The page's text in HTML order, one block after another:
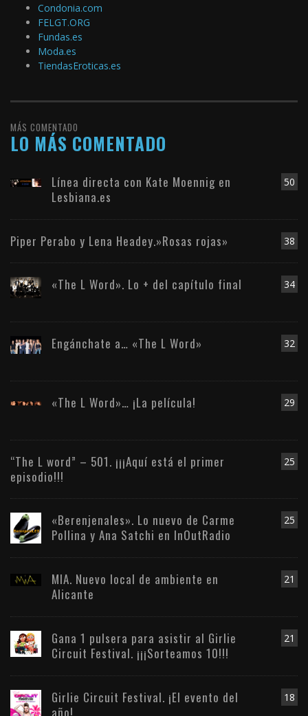
Condonia.com
FELGT.ORG
Fundas.es
Moda.es
TiendasEroticas.es
MÁS COMENTADO
LO MÁS COMENTADO
50
Línea directa con Kate Moennig en
Lesbiana.es
38
Piper Perabo y Lena Headey.»Rosas rojas»
34
«The L Word». Lo + del capítulo final
32
Engánchate a… «The L Word»
29
«The L Word»… ¡La película!
25
“The L word” – 501. ¡¡¡Aquí está el primer
episodio!!!
25
«Berenjenales». Lo nuevo de Carme
Pollina y Ana Satchi en InOutRadio
21
MIA. Nuevo local de ambiente en
Alicante
21
Gana 1 pulsera para asistir al Girlie
Circuit Festival. ¡¡¡Sorteamos 10!!!
18
Girlie Circuit Festival. ¡El evento del
año!